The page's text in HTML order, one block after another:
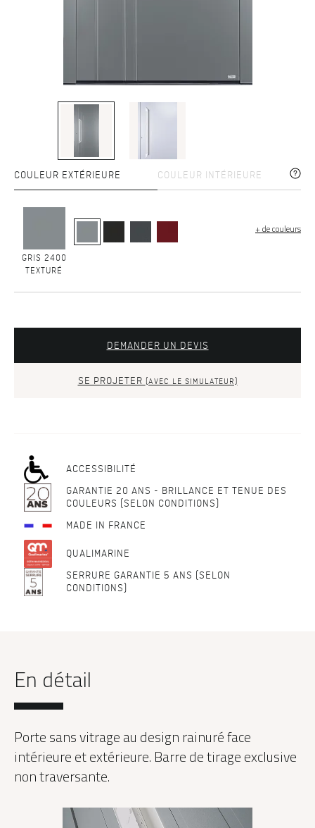
COULEUR EXTÉRIEURE COULEUR INTÉRIEURE
GRIS 2400
TEXTURÉ
+ de couleurs
DEMANDER UN DEVIS
SE PROJETER (AVEC LE SIMULATEUR)
ACCESSIBILITÉ
GARANTIE 20 ANS - BRILLANCE ET TENUE DES
COULEURS (SELON CONDITIONS)
MADE IN FRANCE
QUALIMARINE
SERRURE GARANTIE 5 ANS (SELON
CONDITIONS)
En détail
Porte sans vitrage au design rainuré face
intérieure et extérieure. Barre de tirage exclusive
non traversante.